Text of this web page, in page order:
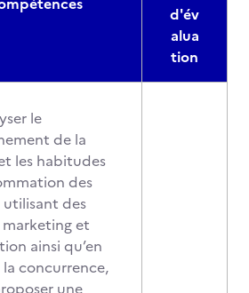
d'év
alua
tion
le
de la
les habitudes
des
utilisant des
et
ainsi qu’en
concurrence,
une